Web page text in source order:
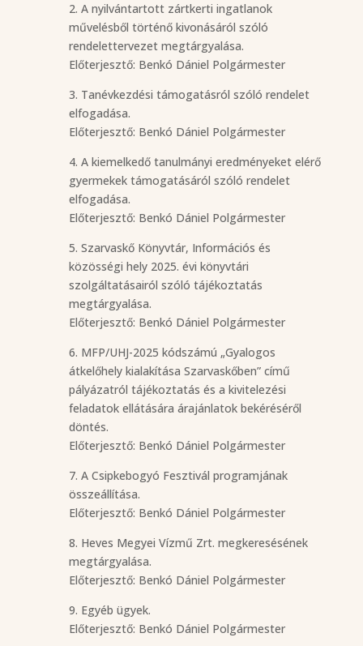
2. A nyilvántartott zártkerti ingatlanok
művelésből történő kivonásáról szóló
rendelettervezet megtárgyalása.
Előterjesztő: Benkó Dániel Polgármester
3. Tanévkezdési támogatásról szóló rendelet
elfogadása.
Előterjesztő: Benkó Dániel Polgármester
4. A kiemelkedő tanulmányi eredményeket elérő
gyermekek támogatásáról szóló rendelet
elfogadása.
Előterjesztő: Benkó Dániel Polgármester
5. Szarvaskő Könyvtár, Információs és
közösségi hely 2025. évi könyvtári
szolgáltatásairól szóló tájékoztatás
megtárgyalása.
Előterjesztő: Benkó Dániel Polgármester
6. MFP/UHJ-2025 kódszámú „Gyalogos
átkelőhely kialakítása Szarvaskőben” című
pályázatról tájékoztatás és a kivitelezési
feladatok ellátására árajánlatok bekéréséről
döntés.
Előterjesztő: Benkó Dániel Polgármester
7. A Csipkebogyó Fesztivál programjának
összeállítása.
Előterjesztő: Benkó Dániel Polgármester
8. Heves Megyei Vízmű Zrt. megkeresésének
megtárgyalása.
Előterjesztő: Benkó Dániel Polgármester
9. Egyéb ügyek.
Előterjesztő: Benkó Dániel Polgármester